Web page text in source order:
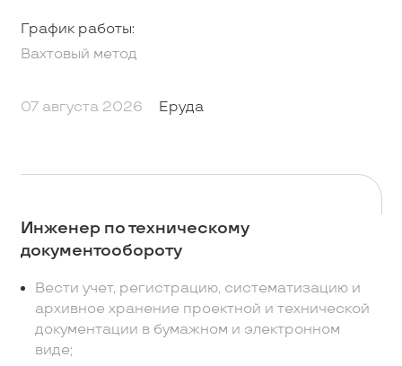
График работы:
Вахтовый метод
07 августа 2026 Еруда
Инженер по техническому
документообороту
Вести учет, регистрацию, систематизацию и
архивное хранение проектной и технической
документации в бумажном и электронном
виде;